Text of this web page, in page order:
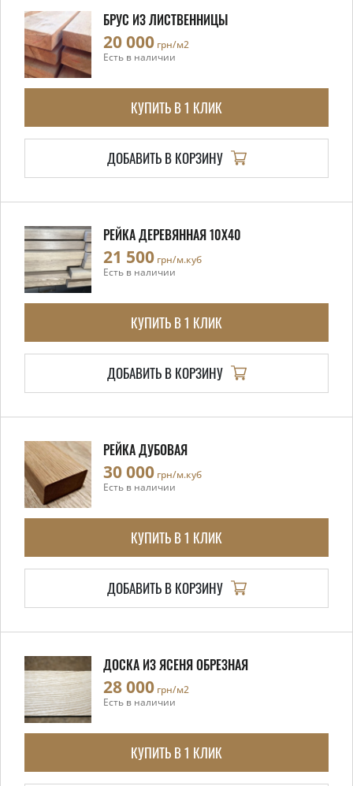
БРУС ИЗ ЛИСТВЕННИЦЫ
20 000 грн/м2
Есть в наличии
КУПИТЬ В 1 КЛИК
ДОБАВИТЬ В КОРЗИНУ
РЕЙКА ДЕРЕВЯННАЯ 10X40
21 500 грн/м.куб
Есть в наличии
КУПИТЬ В 1 КЛИК
ДОБАВИТЬ В КОРЗИНУ
РЕЙКА ДУБОВАЯ
30 000 грн/м.куб
Есть в наличии
КУПИТЬ В 1 КЛИК
ДОБАВИТЬ В КОРЗИНУ
ДОСКА ИЗ ЯСЕНЯ ОБРЕЗНАЯ
28 000 грн/м2
Есть в наличии
КУПИТЬ В 1 КЛИК